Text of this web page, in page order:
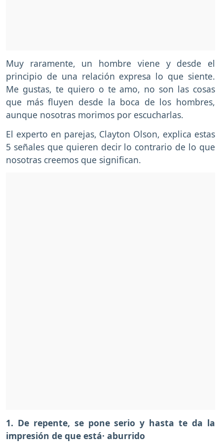
Muy raramente, un hombre viene y desde el
principio de una relación expresa lo que siente.
Me gustas, te quiero o te amo, no son las cosas
que más fluyen desde la boca de los hombres,
aunque nosotras morimos por escucharlas.
El experto en parejas, Clayton Olson, explica estas
5 señales que quieren decir lo contrario de lo que
nosotras creemos que significan.
1. De repente, se pone serio y hasta te da la
impresión de que está· aburrido